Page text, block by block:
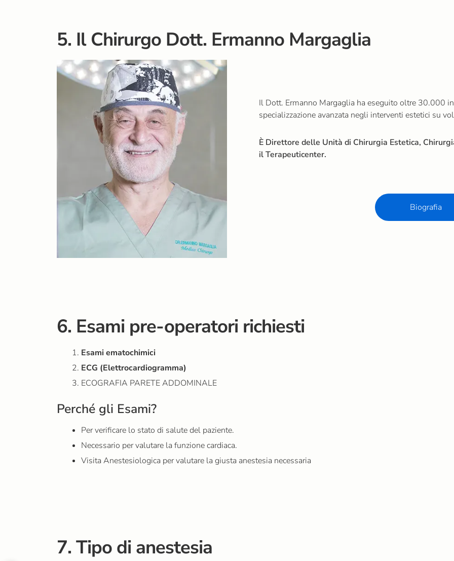
5. Il Chirurgo Dott. Ermanno Margaglia
Il Dott. Ermanno Margaglia ha eseguito oltre 30.000
specializzazione avanzata negli interventi estetici su
È Direttore delle Unità di Chirurgia Estetica,
il Terapeuticenter.
Biografia
6. Esami pre-operatori richiesti
Esami ematochimici
ECG (Elettrocardiogramma)
ECOGRAFIA PARETE ADDOMINALE
Perché gli Esami?
Per verificare lo stato di salute del paziente.
Necessario per valutare la funzione cardiaca.
Visita Anestesiologica per valutare la giusta anestesia necessaria
7. Tipo di anestesia